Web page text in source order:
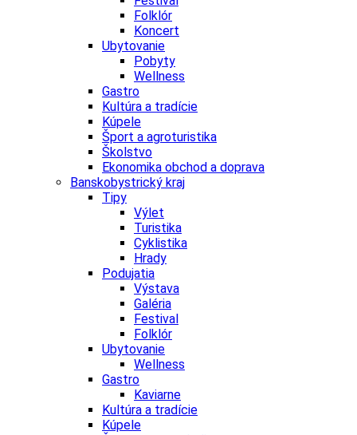
Folklór
Koncert
Ubytovanie
Pobyty
Wellness
Gastro
Kultúra a tradície
Kúpele
Šport a agroturistika
Školstvo
Ekonomika obchod a doprava
Banskobystrický kraj
Tipy
Výlet
Turistika
Cyklistika
Hrady
Podujatia
Výstava
Galéria
Festival
Folklór
Ubytovanie
Wellness
Gastro
Kaviarne
Kultúra a tradície
Kúpele